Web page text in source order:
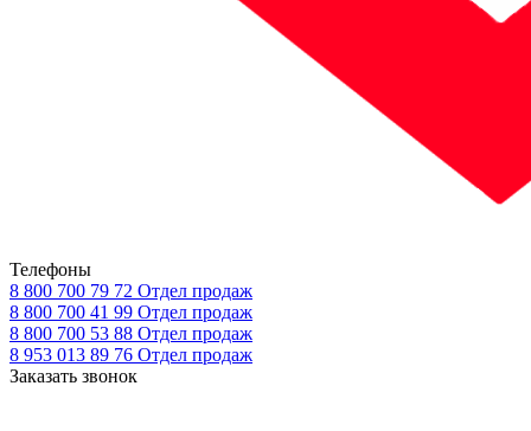
Телефоны
8 800 700 79 72 Отдел продаж
8 800 700 41 99 Отдел продаж
8 800 700 53 88 Отдел продаж
8 953 013 89 76 Отдел продаж
Заказать звонок